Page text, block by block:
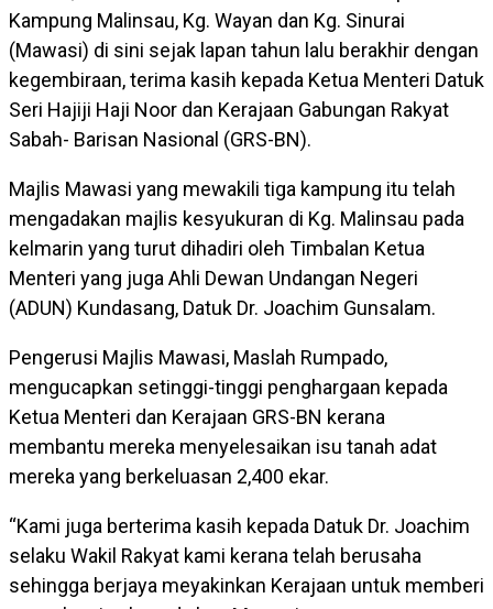
Kampung Malinsau, Kg. Wayan dan Kg. Sinurai
(Mawasi) di sini sejak lapan tahun lalu berakhir dengan
kegembiraan, terima kasih kepada Ketua Menteri Datuk
Seri Hajiji Haji Noor dan Kerajaan Gabungan Rakyat
Sabah- Barisan Nasional (GRS-BN).
Majlis Mawasi yang mewakili tiga kampung itu telah
mengadakan majlis kesyukuran di Kg. Malinsau pada
kelmarin yang turut dihadiri oleh Timbalan Ketua
Menteri yang juga Ahli Dewan Undangan Negeri
(ADUN) Kundasang, Datuk Dr. Joachim Gunsalam.
Pengerusi Majlis Mawasi, Maslah Rumpado,
mengucapkan setinggi-tinggi penghargaan kepada
Ketua Menteri dan Kerajaan GRS-BN kerana
membantu mereka menyelesaikan isu tanah adat
mereka yang berkeluasan 2,400 ekar.
“Kami juga berterima kasih kepada Datuk Dr. Joachim
selaku Wakil Rakyat kami kerana telah berusaha
sehingga berjaya meyakinkan Kerajaan untuk memberi